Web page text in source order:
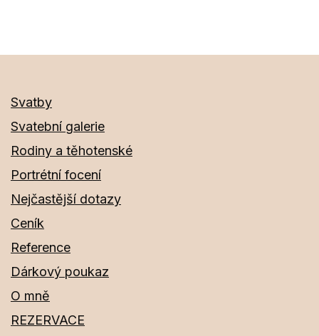
Svatby
Svatební galerie
Rodiny a těhotenské
Portrétní focení
Nejčastější dotazy
Ceník
Reference
Dárkový poukaz
O mně
REZERVACE